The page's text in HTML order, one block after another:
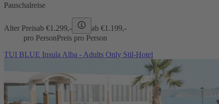
Pauschalreise
Alter Preisab €1.299,- ab €1.199,-
pro PersonPreis pro Person
TUI BLUE Insula Alba - Adults Only Stil-Hotel